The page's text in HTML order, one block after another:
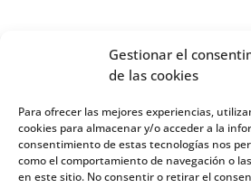
Gestionar el
de las cookies
Para ofrecer las mejores experiencias,
cookies para almacenar y/o acceder a la
consentimiento de estas tecnologías nos
como el comportamiento de navegación o
en este sitio. No consentir o retirar el